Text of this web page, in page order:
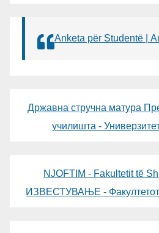
Anketa për Studentë |
Државна стручна матура
училишта -
NJOFTIM - Fakultetit të
ИЗВЕСТУВАЊЕ - Факултетот